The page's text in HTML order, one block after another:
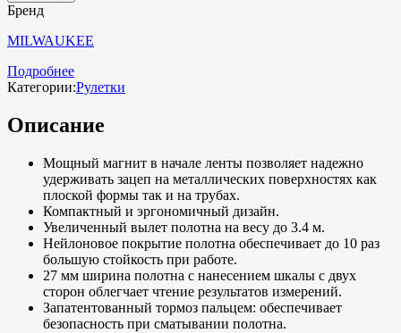
Бренд
MILWAUKEE
Подробнее
Категории:Рулетки
Описание
Мощный магнит в начале ленты позволяет надежно
удерживать зацеп на металлических поверхностях как
плоской формы так и на трубах.
Компактный и эргономичный дизайн.
Увеличенный вылет полотна на весу до 3.4 м.
Нейлоновое покрытие полотна обеспечивает до 10 раз
большую стойкость при работе.
27 мм ширина полотна с нанесением шкалы с двух
сторон облегчает чтение результатов измерений.
Запатентованный тормоз пальцем: обеспечивает
безопасность при сматывании полотна.